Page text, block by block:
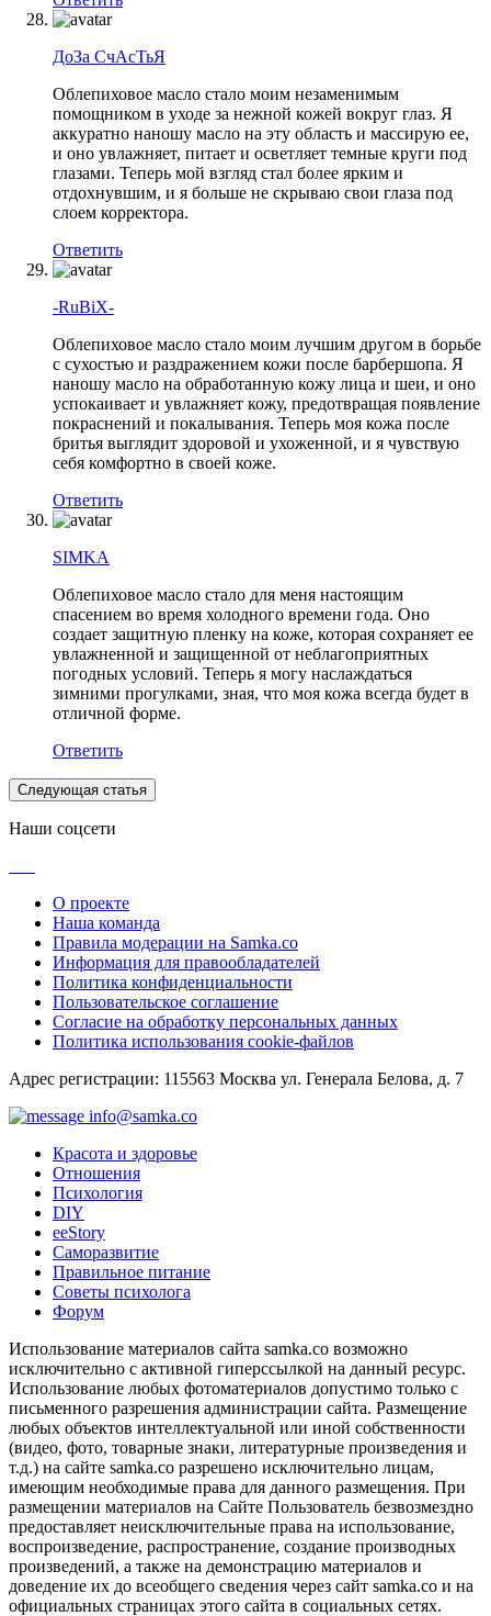
ДоЗа СчАсТьЯ
Облепиховое масло стало моим незаменимым
помощником в уходе за нежной кожей вокруг глаз. Я
аккуратно наношу масло на эту область и массирую ее,
и оно увлажняет, питает и осветляет темные круги под
глазами. Теперь мой взгляд стал более ярким и
отдохнувшим, и я больше не скрываю свои глаза под
слоем корректора.
Ответить
-RuBiX-
Облепиховое масло стало моим лучшим другом в борьбе
с сухостью и раздражением кожи после барбершопа. Я
наношу масло на обработанную кожу лица и шеи, и оно
успокаивает и увлажняет кожу, предотвращая появление
покраснений и покалывания. Теперь моя кожа после
бритья выглядит здоровой и ухоженной, и я чувствую
себя комфортно в своей коже.
Ответить
SIMKA
Облепиховое масло стало для меня настоящим
спасением во время холодного времени года. Оно
создает защитную пленку на коже, которая сохраняет ее
увлажненной и защищенной от неблагоприятных
погодных условий. Теперь я могу наслаждаться
зимними прогулками, зная, что моя кожа всегда будет в
отличной форме.
Ответить
Следующая статья
Наши соцсети
О проекте
Наша команда
Правила модерации на Samka.co
Информация для правообладателей
Политика конфиденциальности
Пользовательское соглашение
Согласие на обработку персональных данных
Политика использования cookie-файлов
Адрес регистрации: 115563 Москва ул. Генерала Белова, д. 7
info@samka.co
Красота и здоровье
Отношения
Психология
DIY
ееStory
Саморазвитие
Правильное питание
Советы психолога
Форум
Использование материалов сайта samka.co возможно
исключительно с активной гиперссылкой на данный ресурс.
Использование любых фотоматериалов допустимо только с
письменного разрешения администрации сайта. Размещение
любых объектов интеллектуальной или иной собственности
(видео, фото, товарные знаки, литературные произведения и
т.д.) на сайте samka.co разрешено исключительно лицам,
имеющим необходимые права для данного размещения. При
размещении материалов на Сайте Пользователь безвозмездно
предоставляет неисключительные права на использование,
воспроизведение, распространение, создание производных
произведений, а также на демонстрацию материалов и
доведение их до всеобщего сведения через сайт samka.co и на
официальных страницах этого сайта в социальных сетях.